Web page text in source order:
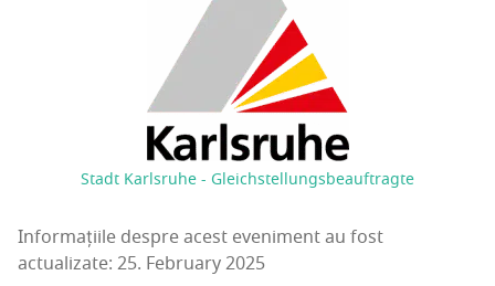
Stadt Karlsruhe - Gleichstellungsbeauftragte
Informațiile despre acest eveniment au fost
actualizate: 25. February 2025